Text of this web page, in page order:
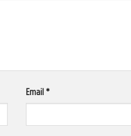
Email*